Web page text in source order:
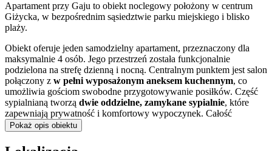
Apartament przy Gaju to obiekt noclegowy położony w centrum
Giżycka, w bezpośrednim sąsiedztwie parku miejskiego i blisko
plaży.
Obiekt oferuje jeden samodzielny apartament, przeznaczony dla
maksymalnie 4 osób. Jego przestrzeń została funkcjonalnie
podzielona na strefę dzienną i nocną. Centralnym punktem jest salon
połączony z w pełni wyposażonym aneksem kuchennym, co
umożliwia gościom swobodne przygotowywanie posiłków. Część
sypialnianą tworzą dwie oddzielne, zamykane sypialnie, które
zapewniają prywatność i komfortowy wypoczynek. Całość
uzupełnia nowocześnie urządzona łazienka z kabiną prysznicową.
Do dyspozycji gości jest także
Pokaż opis obiektu